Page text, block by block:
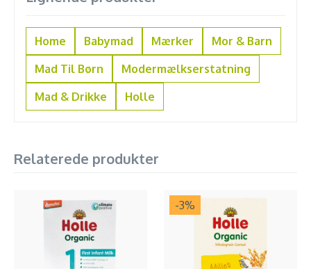
Home Babymad Mærker
Mor & Barn
Mad Til Børn
Modermælkserstatning
Mad & Drikke
Holle
Relaterede produkter
-3%